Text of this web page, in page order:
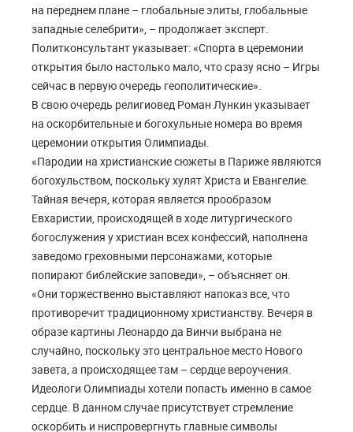
на переднем плане – глобальные элиты, глобальные
западные селебрити», – продолжает эксперт.
Политконсультант указывает: «Спорта в церемонии
открытия было настолько мало, что сразу ясно – Игры
сейчас в первую очередь геополитические».
В свою очередь религиовед Роман Лункин указывает
на оскорбительные и богохульные номера во время
церемонии открытия Олимпиады.
«Пародии на христианские сюжеты в Париже являются
богохульством, поскольку хулят Христа и Евангелие.
Тайная вечеря, которая является прообразом
Евхаристии, происходящей в ходе литургического
богослужения у христиан всех конфессий, наполнена
заведомо греховными персонажами, которые
попирают библейские заповеди», – объясняет он.
«Они торжественно выставляют напоказ все, что
противоречит традиционному христианству. Вечеря в
образе картины Леонардо да Винчи выбрана не
случайно, поскольку это центральное место Нового
завета, а происходящее там – сердце вероучения.
Идеологи Олимпиады хотели попасть именно в самое
сердце. В данном случае присутствует стремление
оскорбить и ниспровергнуть главные символы